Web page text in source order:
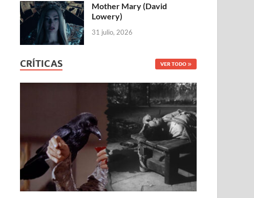
Mother Mary (David
Lowery)
31 julio, 2026
CRÍTICAS VER TODO